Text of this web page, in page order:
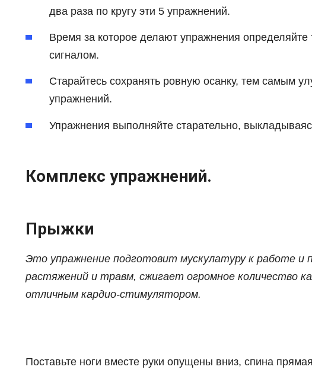
два раза по кругу эти 5 упражнений.
Время за которое делают упражнения
сигналом.
Старайтесь сохранять ровную осанку, тем самым
упражнений.
Упражнения выполняйте старательно,
Комплекс упражнений.
Прыжки
Это упражнение подготовит мускулатуру к работе и
растяжений и травм, сжигает огромное количество
отличным кардио-стимулятором.
Поставьте ноги вместе руки опущены вниз, спина